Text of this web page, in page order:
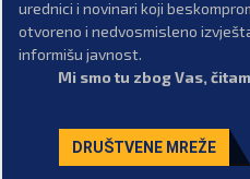
urednici i novinari koji
otvoreno i nedvosmisleno
informišu javnost.
Mi smo tu zbog Vas,
DRUŠTVENE MREŽE